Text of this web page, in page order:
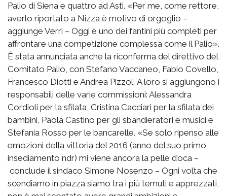
Palio di Siena e quattro ad Asti. «Per me, come rettore,
averlo riportato a Nizza è motivo di orgoglio –
aggiunge Verri – Oggi è uno dei fantini più completi per
affrontare una competizione complessa come il Palio».
È stata annunciata anche la riconferma del direttivo del
Comitato Palio, con Stefano Vaccaneo, Fabio Covello,
Francesco Diotti e Andrea Pizzol. A loro si aggiungono i
responsabili delle varie commissioni: Alessandra
Cordioli per la sfilata, Cristina Cacciari per la sfilata dei
bambini, Paola Castino per gli sbandieratori e musici e
Stefania Rosso per le bancarelle. «Se solo ripenso alle
emozioni della vittoria del 2016 (anno del suo primo
insediamento ndr) mi viene ancora la pelle d’oca –
conclude il sindaco Simone Nosenzo – Ogni volta che
scendiamo in piazza siamo tra i più temuti e apprezzati,